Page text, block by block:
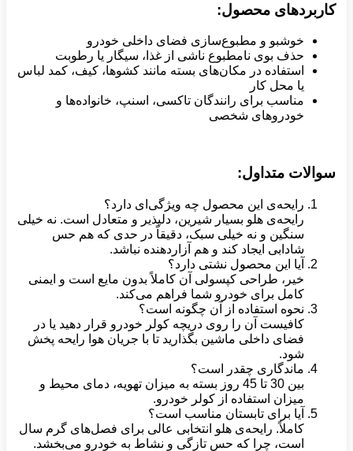
کاربردهای محصول:
خوشبو و مطبوع‌سازی فضای داخلی خودرو
حذف بوی نامطبوع ناشی از غذا، سیگار یا رطوبت
استفاده در مکان‌های بسته مانند کشوها، کیف، کمد لباس
یا محل کار
مناسب برای رانندگان تاکسی، اسنپ، خانواده‌ها و
خودروهای شخصی
سوالات متداول:
رایحه‌ی این محصول چه ویژگی‌ای دارد؟
رایحه‌ی هلو بسیار شیرین، دلپذیر و متعادل است. نه خیلی
سنگین و نه خیلی سبک، دقیقاً در حدی که هم حس
شادابی ایجاد کند و هم آزاردهنده نباشد.
آیا این محصول نشتی دارد؟
خیر، طراحی کپسولی آن کاملاً بدون مایع است و ایمنی
کامل برای خودرو شما فراهم می‌کند.
نحوه استفاده از آن چگونه است؟
کافیست آن را روی دریچه کولر خودرو قرار دهید یا در
فضای داخلی ماشین بگذارید تا با جریان هوا رایحه پخش
شود.
ماندگاری چقدر است؟
بین 30 تا 45 روز بسته به میزان تهویه، دمای محیط و
میزان استفاده از کولر خودرو.
آیا برای تابستان مناسب است؟
کاملاً. رایحه‌ی هلو انتخابی عالی برای فصل‌های گرم سال
است، چرا که حس تازگی و نشاط به خودرو می‌بخشد.